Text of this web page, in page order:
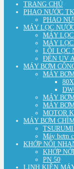
TRANG CHỦ
PHAO NƯỚC
PHAO
MÁY LỌC
MÁY
MÁY
LÕI LỌC
ĐÈN UV
MÁY BƠM
MÁY
MÁY
MÁY
MOTOR
MÁY BƠM
TSURUMI
Máy bơm
KHỚP NỐI
KHỚP
PN 50
LINH KIỆN